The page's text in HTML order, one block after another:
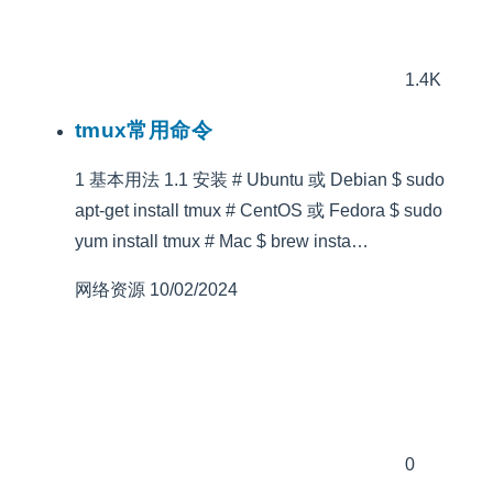
1.4K
tmux常用命令
1 基本用法 1.1 安装 # Ubuntu 或 Debian $ sudo
apt-get install tmux # CentOS 或 Fedora $ sudo
yum install tmux # Mac $ brew insta…
网络资源 10/02/2024
0